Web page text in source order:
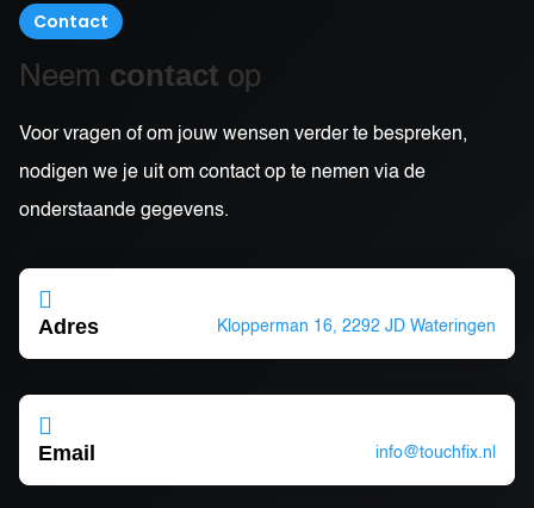
Contact
Neem contact op
Voor vragen of om jouw wensen verder te bespreken,
nodigen we je uit om contact op te nemen via de
onderstaande gegevens.

Adres Klopperman 16, 2292 JD Wateringen

Email info@touchfix.nl